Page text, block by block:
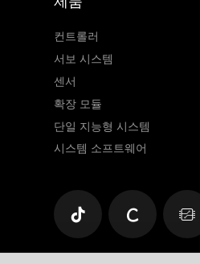
컨트롤러
서보 시스템
센서
확장 모듈
단일 지능형 시스템
시스템 소프트웨어